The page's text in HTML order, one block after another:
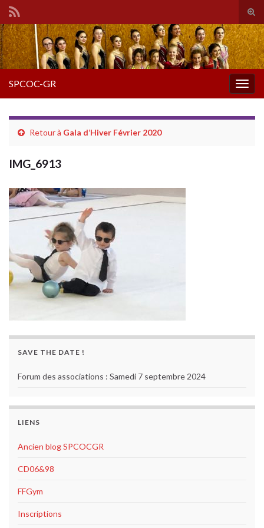
Search for:
SPCOC-GR
Retour à Gala d’Hiver Février 2020
IMG_6913
SAVE THE DATE !
Forum des associations : Samedi 7 septembre 2024
LIENS
Ancien blog SPCOCGR
CD06&98
FFGym
Inscriptions